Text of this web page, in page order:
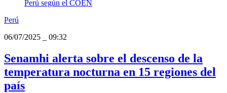
Perú
06/07/2025
09:32
Senamhi alerta sobre el descenso de la
temperatura nocturna en 15 regiones del
país